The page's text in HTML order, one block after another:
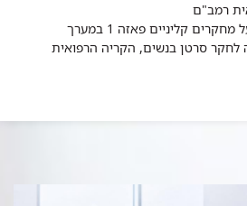
רמב"ם
, אחראית על מחקרים קליניים פאזה 1 במערך
לחקר סרטן בנשים, הקריה הרפואית